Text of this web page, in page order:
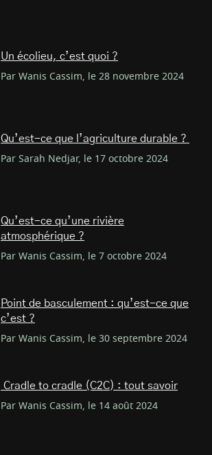
Un écolieu, c’est quoi ?
Par Wanis Cassim, le 28 novembre 2024
Qu’est-ce que l’agriculture durable ?
Par Sarah Nedjar, le 17 octobre 2024
Qu’est-ce qu’une rivière
atmosphérique ?
Par Wanis Cassim, le 7 octobre 2024
Point de basculement : qu’est-ce que
c’est ?
Par Wanis Cassim, le 30 septembre 2024
Cradle to cradle (C2C) : tout savoir
Par Wanis Cassim, le 14 août 2024